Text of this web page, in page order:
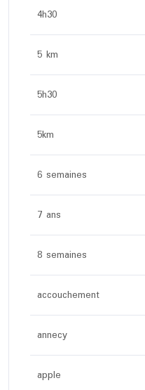
4h30
5 km
5h30
5km
6 semaines
7 ans
8 semaines
accouchement
annecy
apple